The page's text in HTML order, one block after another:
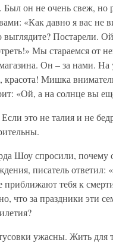
Был он не очень свеж, но
«Как давно я вас не
выглядите? Постарели.
Мы стараемся от
Он – за нами. На
красота! Мишка
«Ой, а на солнце вы
это не талия и не
Шоу спросили, почему
писатель ответил:
приближают тебя к
что за праздники эти
ужасны. Жить для